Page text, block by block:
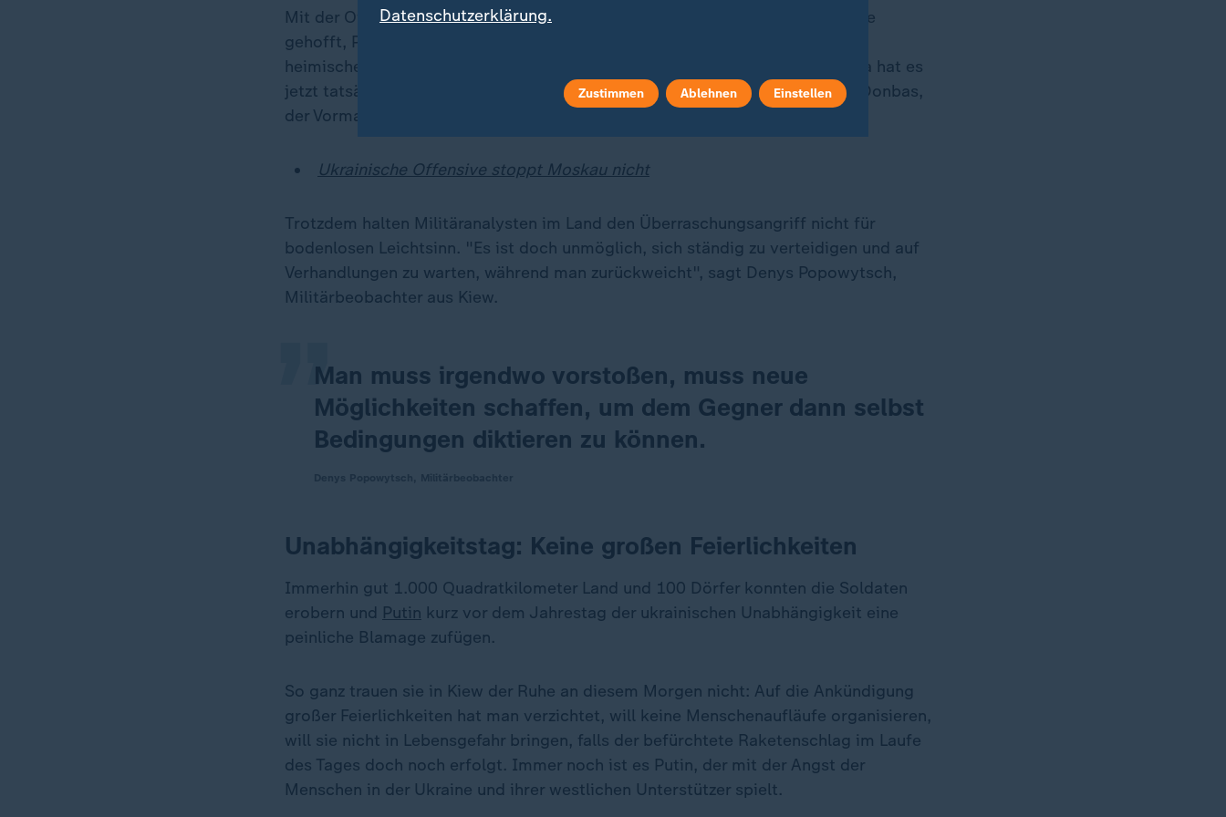
Mit der Offensive in der russischen Region Kursk hatten ukrainische Generäle
gehofft, Putin zu einer teilweisen Umgruppierung seiner Truppen zurück auf
heimisches Terrain zu zwingen. Aus den Räumen Charkiw und Saporischschja hat es
jetzt tatsächlich entsprechende Bewegungen gegeben, nicht aber aus dem Donbas,
der Vormarsch auf Pokrowsk geht mit unvermittelter Härte weiter.
Ukrainische Offensive stoppt Moskau nicht
Trotzdem halten Militäranalysten im Land den Überraschungsangriff nicht für
bodenlosen Leichtsinn. "Es ist doch unmöglich, sich ständig zu verteidigen und auf
Verhandlungen zu warten, während man zurückweicht", sagt Denys Popowytsch,
Militärbeobachter aus Kiew.
Man muss irgendwo vorstoßen, muss neue
Möglichkeiten schaffen, um dem Gegner dann selbst
Bedingungen diktieren zu können.
„
Unabhängigkeitstag: Keine großen Feierlichkeiten
Immerhin gut 1.000 Quadratkilometer Land und 100 Dörfer konnten die Soldaten
erobern und Putin kurz vor dem Jahrestag der ukrainischen Unabhängigkeit eine
peinliche Blamage zufügen.
So ganz trauen sie in Kiew der Ruhe an diesem Morgen nicht: Auf die Ankündigung
großer Feierlichkeiten hat man verzichtet, will keine Menschenaufläufe organisieren,
will sie nicht in Lebensgefahr bringen, falls der befürchtete Raketenschlag im Laufe
des Tages doch noch erfolgt. Immer noch ist es Putin, der mit der Angst der
Menschen in der Ukraine und ihrer westlichen Unterstützer spielt.
Datenschutzerklärung.
Zustimmen Ablehnen Einstellen